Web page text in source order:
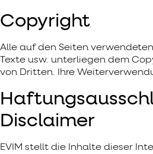
Copyright
Alle auf den Seiten verwendeten
Texte usw. unterliegen dem
von Dritten. Ihre
Disclaimer
EVIM stellt die Inhalte dieser